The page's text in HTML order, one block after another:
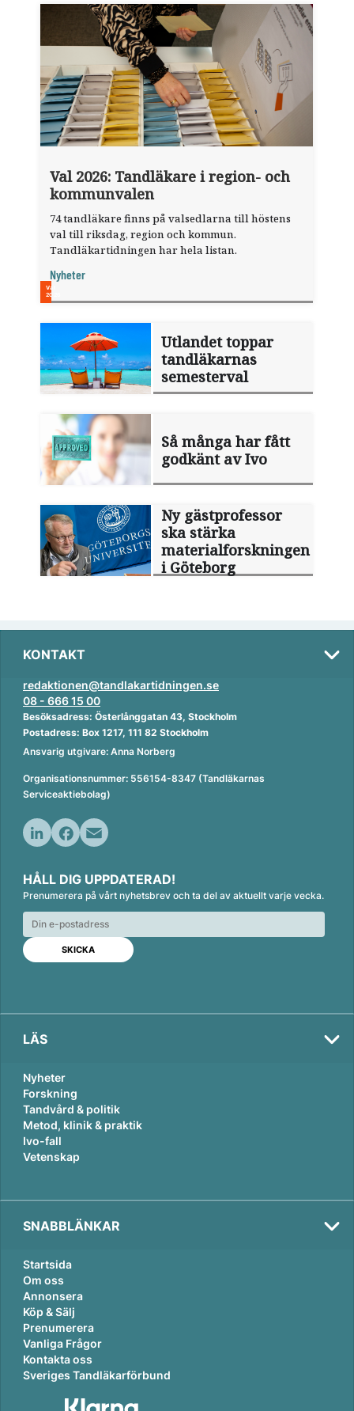
Val 2026: Tandläkare i region- och
kommunvalen
74 tandläkare finns på valsedlarna till höstens
val till riksdag, region och kommun.
Tandläkartidningen har hela listan.
Nyheter
Utlandet toppar
tandläkarnas
semesterval
Så många har fått
godkänt av Ivo
Ny gästprofessor
ska stärka
materialforskningen
i Göteborg
KONTAKT
redaktionen@tandlakartidningen.se
08 - 666 15 00
Besöksadress: Österlånggatan 43, Stockholm
Postadress: Box 1217, 111 82 Stockholm
Ansvarig utgivare: Anna Norberg
Organisationsnummer: 556154-8347 (Tandläkarnas
Serviceaktiebolag)
n
k
e
d
n
c
e
b
o
o
k
a
i
l
HÅLL DIG UPPDATERAD!
Prenumerera på vårt nyhetsbrev och ta del av aktuellt varje vecka.
LÄS
Nyheter
Forskning
Tandvård & politik
Metod, klinik & praktik
Ivo-fall
Vetenskap
SNABBLÄNKAR
Startsida
Om oss
Annonsera
Köp & Sälj
Prenumerera
Vanliga Frågor
Kontakta oss
Sveriges Tandläkarförbund